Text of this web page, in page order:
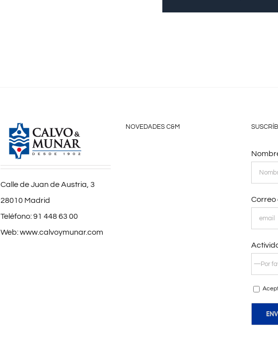
Calle de Juan de Austria, 3
28010 Madrid
Teléfono:91 448 63 00
Web:www.calvoymunar.com
NOVEDADES C&M
Correo